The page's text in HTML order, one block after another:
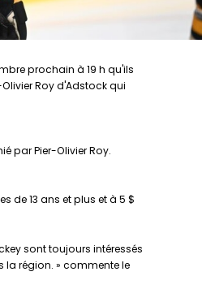
prochain à 19 h qu'ils
Roy d'Adstock qui
par Pier-Olivier Roy.
de 13 ans et plus et à 5 $
sont toujours intéressés
la région. » commente le